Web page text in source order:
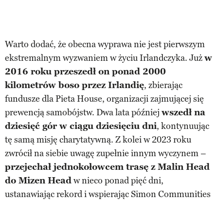
Warto dodać, że obecna wyprawa nie jest pierwszym
ekstremalnym wyzwaniem w życiu Irlandczyka. Jużw
2016 roku przeszedł on ponad 2000
kilometrów boso przez Irlandię, zbierając
fundusze dla Pieta House, organizacji zajmującej się
prewencją samobójstw. Dwa lata później wszedł na
dziesięć gór w ciągu dziesięciu dni, kontynuując
tę samą misję charytatywną. Z kolei w 2023 roku
zwrócił na siebie uwagę zupełnie innym wyczynem –
przejechał jednokołowcem trasę z Malin Head
do Mizen Headw nieco ponad pięć dni,
ustanawiając rekord i wspierając Simon Communities